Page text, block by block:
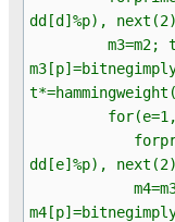
dd[d]%p),
m3=m2;
dd[e]%p),
m4=m3;